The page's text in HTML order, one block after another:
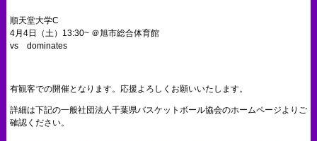
順天堂大学C
4月4日（土）13:30~ ＠旭市総合体育館
vs dominates
有観客での開催となります。応援よろしくお願いいたします。
詳細は下記の一般社団法人千葉県バスケットボール協会のホームページよりご
確認ください。